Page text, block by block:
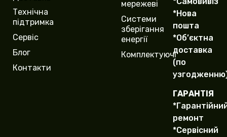
Технічна
підтримка
Сервіс
Блог
Контакти
мережеві
Системи
зберігання
енергії
Комплектуючі
*Нова
пошта
*Об’єктна
доставка
(по
ГАРАНТІЯ
ремонт
*Сервісний